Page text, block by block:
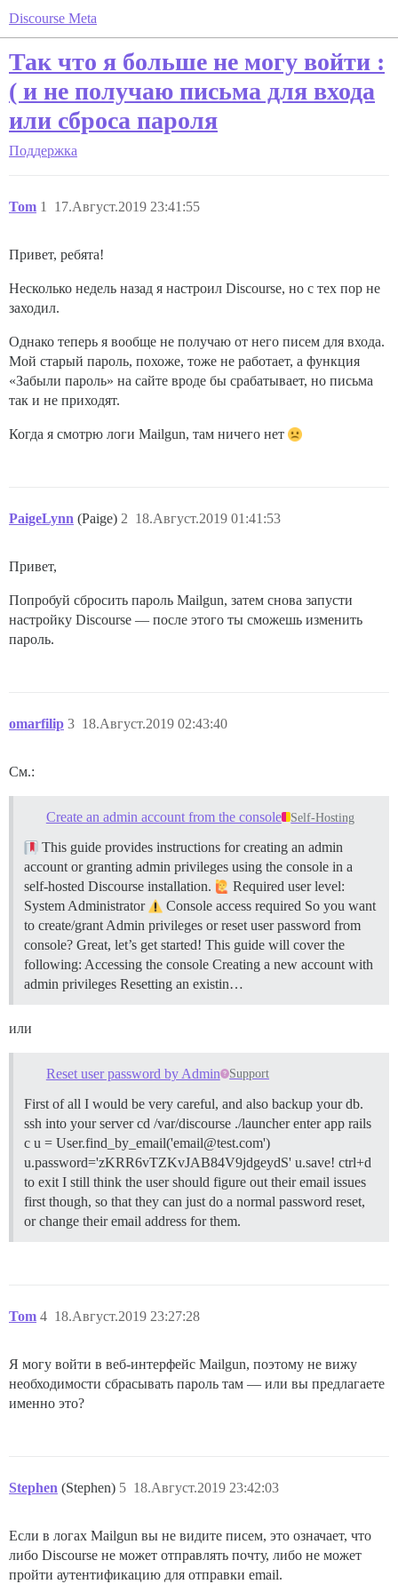
Discourse Meta
Так что я больше не могу войти :
( и не получаю письма для входа
или сброса пароля
Поддержка
Tom 17.Август.2019 23:41:55
1
Привет, ребята!
Несколько недель назад я настроил Discourse, но с тех пор не
заходил.
Однако теперь я вообще не получаю от него писем для входа.
Мой старый пароль, похоже, тоже не работает, а функция
«Забыли пароль» на сайте вроде бы срабатывает, но письма
так и не приходят.
Когда я смотрю логи Mailgun, там ничего нет
PaigeLynn (Paige) 18.Август.2019 01:41:53
2
Привет,
Попробуй сбросить пароль Mailgun, затем снова запусти
настройку Discourse — после этого ты сможешь изменить
пароль.
omarfilip 18.Август.2019 02:43:40
3
См.:
Create an admin account from the console Self-Hosting
This guide provides instructions for creating an admin
account or granting admin privileges using the console in a
self-hosted Discourse installation.
Required user level:
System Administrator
Console access required So you want
to create/grant Admin privileges or reset user password from
console? Great, let’s get started! This guide will cover the
following: Accessing the console Creating a new account with
admin privileges Resetting an existin…
или
Reset user password by Admin Support
First of all I would be very careful, and also backup your db.
ssh into your server cd /var/discourse ./launcher enter app rails
c u = User.find_by_email('email@test.com')
u.password='zKRR6vTZKvJAB84V9jdgeydS' u.save! ctrl+d
to exit I still think the user should figure out their email issues
first though, so that they can just do a normal password reset,
or change their email address for them.
Tom 18.Август.2019 23:27:28
4
Я могу войти в веб-интерфейс Mailgun, поэтому не вижу
необходимости сбрасывать пароль там — или вы предлагаете
именно это?
Stephen (Stephen) 18.Август.2019 23:42:03
5
Если в логах Mailgun вы не видите писем, это означает, что
либо Discourse не может отправлять почту, либо не может
пройти аутентификацию для отправки email.